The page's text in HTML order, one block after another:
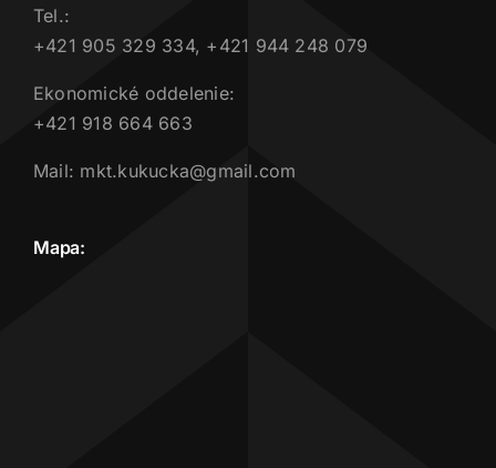
Tel.:
+421 905 329 334, +421 944 248 079
Ekonomické oddelenie:
+421 918 664 663
Mail: mkt.kukucka@gmail.com
Mapa: